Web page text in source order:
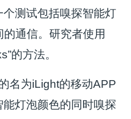
测试包括嗅探智能灯
通信。研究者使用
的方法。
名为iLight的移动APP
灯泡颜色的同时嗅探